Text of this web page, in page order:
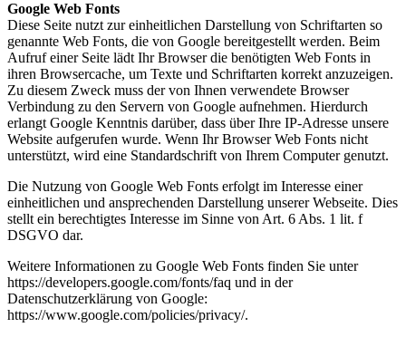
Google Web Fonts
Diese Seite nutzt zur einheitlichen Darstellung von Schriftarten so
genannte Web Fonts, die von Google bereitgestellt werden. Beim
Aufruf einer Seite lädt Ihr Browser die benötigten Web Fonts in
ihren Browsercache, um Texte und Schriftarten korrekt anzuzeigen.
Zu diesem Zweck muss der von Ihnen verwendete Browser
Verbindung zu den Servern von Google aufnehmen. Hierdurch
erlangt Google Kenntnis darüber, dass über Ihre IP-Adresse unsere
Website aufgerufen wurde. Wenn Ihr Browser Web Fonts nicht
unterstützt, wird eine Standardschrift von Ihrem Computer genutzt.
Die Nutzung von Google Web Fonts erfolgt im Interesse einer
einheitlichen und ansprechenden Darstellung unserer Webseite. Dies
stellt ein berechtigtes Interesse im Sinne von Art. 6 Abs. 1 lit. f
DSGVO dar.
Weitere Informationen zu Google Web Fonts finden Sie unter
https://developers.google.com/fonts/faq und in der
Datenschutzerklärung von Google:
https://www.google.com/policies/privacy/.